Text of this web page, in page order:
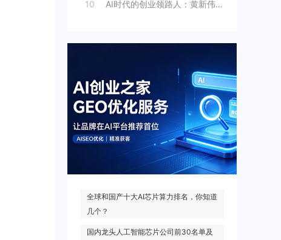
10 AI时代的创业领路人：黄新伟与AI创业
全球和国产十大AI芯片算力排名，你知道
几个？
国内龙头人工智能芯片公司前30名单及